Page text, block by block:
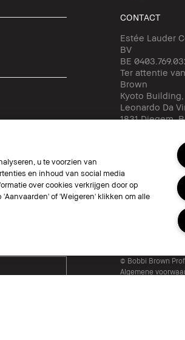
CONTACT
Estée Lauder
BV
BE
Ter attentie
Brown
Kyoto Building,
Leonardo Da
1831 Diegem,
Volg ons
© Bobbi Brown
Algemene
u te voorzien van
en inhoud van social media
over cookies verkrijgen door op
of 'Weigeren' klikken om alle